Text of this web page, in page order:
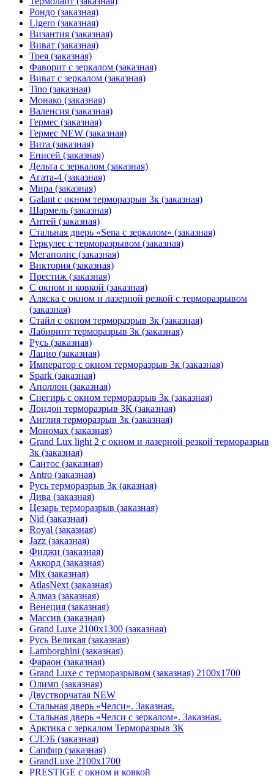
Рондо (заказная)
Ligero (заказная)
Византия (заказная)
Виват (заказная)
Трея (заказная)
Фаворит с зеркалом (заказная)
Виват с зеркалом (заказная)
Tino (заказная)
Монако (заказная)
Валенсия (заказная)
Гермес (заказная)
Гермес NEW (заказная)
Вита (заказная)
Енисей (заказная)
Дельта с зеркалом (заказная)
Агата-4 (заказная)
Мира (заказная)
Galant с окном терморазрыв 3к (заказная)
Шармель (заказная)
Антей (заказная)
Стальная дверь «Sena с зеркалом» (заказная)
Геркулес с терморазрывом (заказная)
Мегаполис (заказная)
Виктория (заказная)
Престиж (заказная)
С окном и ковкой (заказная)
Аляска с окном и лазерной резкой с терморазрывом
(заказная)
Стайл с окном терморазрыв 3к (заказная)
Лабиринт терморазрыв 3к (заказная)
Русь (заказная)
Лацио (заказная)
Император с окном терморазрыв 3к (заказная)
Spark (заказная)
Аполлон (заказная)
Снегирь с окном терморазрыв 3к (заказная)
Лондон терморазрыв 3К (заказная)
Англия терморазрыв 3к (заказная)
Мономах (заказная)
Grand Lux light 2 с окном и лазерной резкой терморазрыв
3к (заказная)
Сантос (заказная)
Antro (заказная)
Русь терморазрыв 3к (аказная)
Дива (заказная)
Цезарь терморазрыв (заказная)
Nid (заказная)
Royal (заказная)
Jazz (заказная)
Фиджи (заказная)
Аккорд (заказная)
Mix (заказная)
AtlasNext (заказная)
Алмаз (заказная)
Венеция (заказная)
Массив (заказная)
Grand Luxe 2100х1300 (заказная)
Русь Великая (заказная)
Lamborghini (заказная)
Фараон (заказная)
Grand Luxe с терморазрывом (заказная) 2100х1700
Олимп (заказная)
Двустворчатая NEW
Стальная дверь «Челси». Заказная.
Стальная дверь «Челси с зеркалом». Заказная.
Арктика с зеркалом Терморазрыв 3К
СЛЭБ (заказная)
Сапфир (заказная)
GrandLuxe 2100х1700
PRESTIGE с окном и ковкой